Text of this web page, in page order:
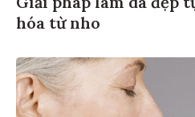
Giải pháp làm da đẹp
hóa từ nho